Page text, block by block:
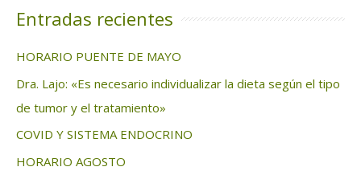
c
r
:
Entradas recientes
HORARIO PUENTE DE MAYO
Dra. Lajo: «Es necesario individualizar la dieta según el tipo
de tumor y el tratamiento»
COVID Y SISTEMA ENDOCRINO
HORARIO AGOSTO